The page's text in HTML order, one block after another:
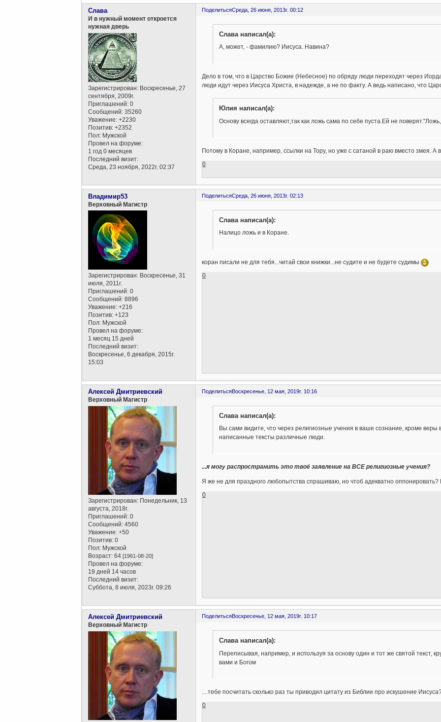
ПоделитьсяСреда, 26 июня, 2013г. 00:12
Слава
И в нужный момент откроется
нужная дверь
Зарегистрирован: Воскресенье, 27
сентября, 2009г.
Приглашений: 0
Сообщений: 35260
Уважение: +2230
Позитив: +2352
Пол: Мужской
Провел на форуме:
1 год 0 месяцев
Последний визит:
Среда, 23 ноября, 2022г. 02:37
Слава написал(а):
А, может, - фамилию? Иисуса. Навина?
Дело в том, что в Царство Божие (Небесное) по обряду люди переходят через
люди идут через Иисуса Христа, в надежде, а не по факту. А ведь написано, что
Юлия написал(а):
Основу всегда оставляют,так как ложь сама по себе пуста.Ей не
Потому в Коране, например, ссылки на Тору, но уже с сатаной в раю вместо змея.
0
ПоделитьсяСреда, 26 июня, 2013г. 02:13
Владимир53
Верховный Магистр
Зарегистрирован: Воскресенье, 31
июля, 2011г.
Приглашений: 0
Сообщений: 8896
Уважение: +216
Позитив: +123
Пол: Мужской
Провел на форуме:
1 месяц 15 дней
Последний визит:
Воскресенье, 6 декабря, 2015г.
15:03
Слава написал(а):
Налицо ложь и в Коране.
коран писали не для тебя...читай свои книжки...не судите и не будете судимы
0
ПоделитьсяВоскресенье, 12 мая, 2019г. 10:16
Алексей Дмитриевский
Верховный Магистр
Зарегистрирован: Понедельник, 13
августа, 2018г.
Приглашений: 0
Сообщений: 4560
Уважение: +50
Позитив: 0
Пол: Мужской
Возраст: 64[1961-08-20]
Провел на форуме:
19 дней 14 часов
Последний визит:
Суббота, 8 июля, 2023г. 09:26
Слава написал(а):
Вы сами видите, что через религиозные учения в ваше сознание, кроме
написанные тексты различные люди.
...я могу распространить это твоё заявление на ВСЕ религиозные учения?
Я же не для праздного любопытства спрашиваю, но чтоб адекватно
0
ПоделитьсяВоскресенье, 12 мая, 2019г. 10:17
Алексей Дмитриевский
Верховный Магистр
Слава написал(а):
Переписывая, например, и используя за основу один и тот же святой текст,
вами и Богом
....тебе посчитать сколько раз ты приводил цитату из Библии про искушение
0